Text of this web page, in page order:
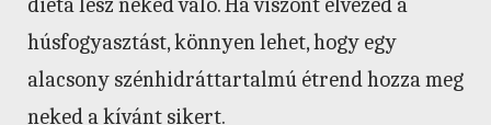
diéta lesz neked való. Ha viszont élvezed a
húsfogyasztást, könnyen lehet, hogy egy
alacsony szénhidráttartalmú étrend hozza meg
neked a kívánt sikert.